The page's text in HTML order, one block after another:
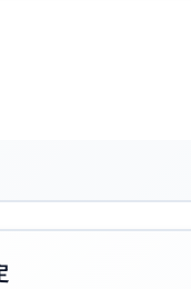
异味、易清洁；通勤与健
与偏好亦为用户提供概述